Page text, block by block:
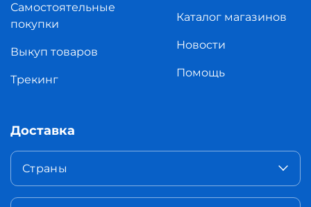
Самостоятельные
покупки
Выкуп товаров
Трекинг
Каталог магазинов
Новости
Помощь
Доставка
Страны